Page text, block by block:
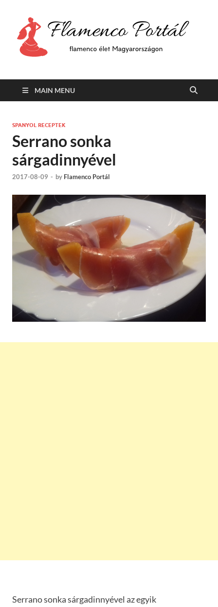
MAIN MENU
SPANYOL RECEPTEK
Serrano sonka
sárgadinnyével
2017-08-09 - by Flamenco Portál
Serrano sonka sárgadinnyével az egyik